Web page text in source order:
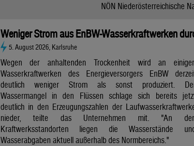
NÖN Niederösterreichische
Weniger Strom aus EnBW-Wasserkraftwerken
5. August 2026, Karlsruhe
Wegen der anhaltenden Trockenheit wird an
Wasserkraftwerken des Energieversorgers EnBW
deutlich weniger Strom als sonst produziert.
Wassermangel in den Flüssen schlage sich bereits
deutlich in den Erzeugungszahlen der
nieder, teilte das Unternehmen mit. "An
Kraftwerksstandorten liegen die Wasserstände
Wasserabgaben aktuell außerhalb des Normbereichs."